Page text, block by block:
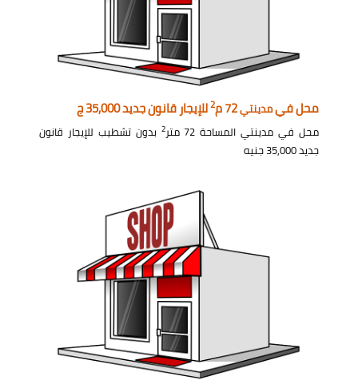
محل فيمدينتي 2للإيجار قانون جديد 35,000 ج
محل في مدينتي المساحة 72 متر 2 بدون تشطيب للإيجار قانون
جديد 35,000 جنيه